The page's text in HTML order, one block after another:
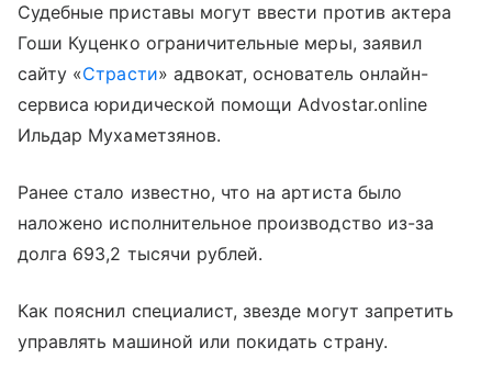
Судебные приставы могут ввести против актера
Гоши Куценко ограничительные меры, заявил
сайту «Страсти» адвокат, основатель онлайн-
сервиса юридической помощи Advostar.online
Ильдар Мухаметзянов.
Ранее стало известно, что на артиста было
наложено исполнительное производство из-за
долга 693,2 тысячи рублей.
Как пояснил специалист, звезде могут запретить
управлять машиной или покидать страну.